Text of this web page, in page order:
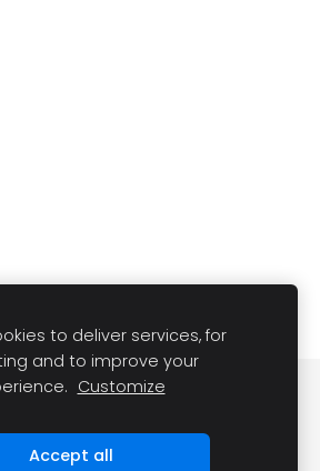
Slapukai
to deliver services, for
and to improve your
Customize
Accept all